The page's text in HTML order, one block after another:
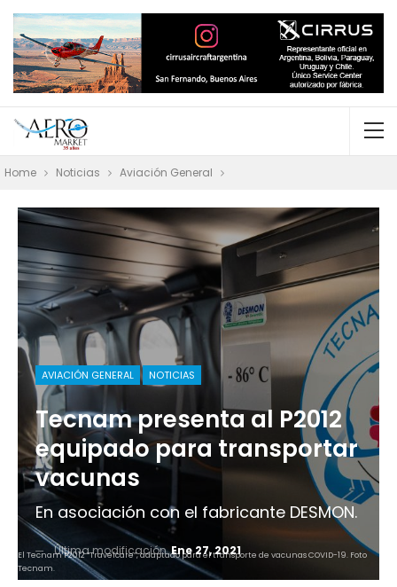
Home Noticias Aviación General
AVIACIÓN GENERAL NOTICIAS
Tecnam presenta al P2012
equipado para transportar
vacunas
En asociación con el fabricante DESMON.
Última modificaciónEne 27, 2021
El Tecnam P2012 “Travelcare”, adaptado para el transporte de vacunas COVID-19. Foto
Tecnam.